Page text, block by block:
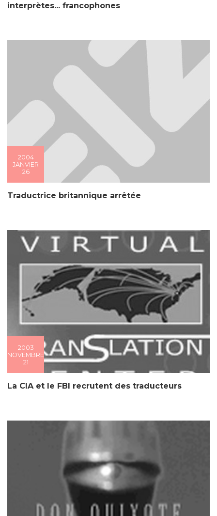
interprètes... francophones
2004
JANVIER
26
Traductrice britannique arrêtée
2003
NOVEMBRE
21
La CIA et le FBI recrutent des traducteurs